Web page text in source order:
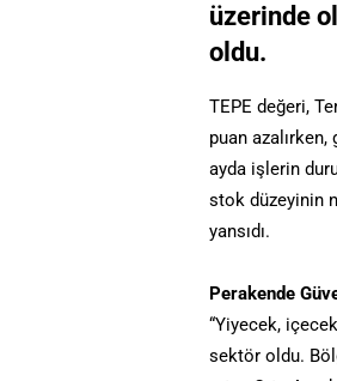
üzerinde
oldu.
TEPE değeri,
puan
ayda işlerin
stok düzeyinin
yansıdı.
Perakende
“Yiyecek,
sektör oldu.